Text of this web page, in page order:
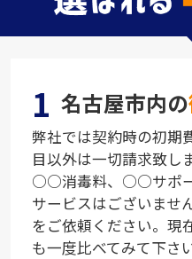
1 名古屋市内の
弊社では契約時の初期
目以外は一切請求致し
○○消毒料、○○サポ
サービスはございませ
をご依頼ください。現
も一度比べてみて下さい